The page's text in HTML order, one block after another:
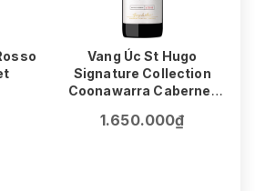
Vang Úc St Hugo
Signature Collection
Coonawarra Cabernet
75cl | 14.5%
1.650.000₫